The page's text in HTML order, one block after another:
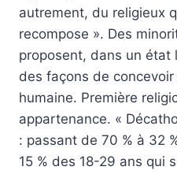
autrement, du religieux
recompose ». Des
proposent, dans un état
des façons de
humaine. Première
appartenance. «
: passant de 70 % à 32
15 % des 18-29 ans qui